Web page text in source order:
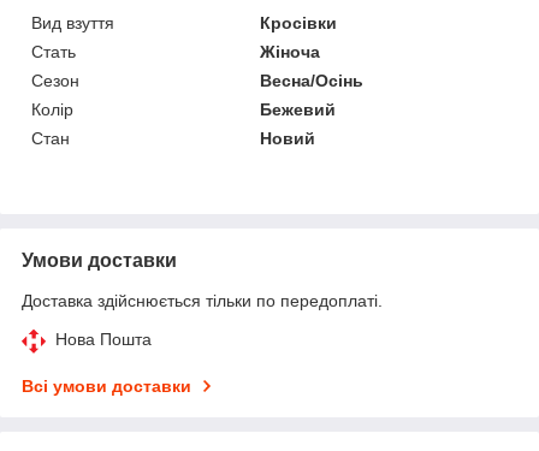
Вид взуття
Кросівки
Стать
Жіноча
Сезон
Весна/Осінь
Колір
Бежевий
Стан
Новий
Умови доставки
Доставка здійснюється тільки по передоплаті.
Нова Пошта
Всі умови доставки